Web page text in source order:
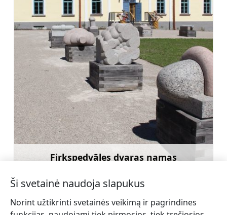
Firkspedvāles dvaras namas
Sužinoti daugiau
Ši svetainė naudoja slapukus
Norint užtikrinti svetainės veikimą ir pagrindines